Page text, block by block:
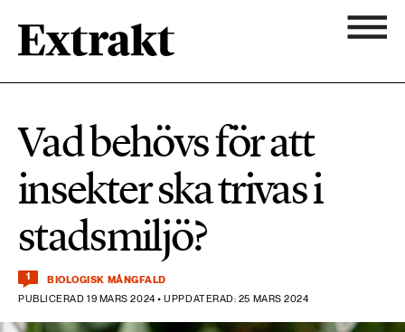
Biologisk mångfald
Hållbara städer
Industri & Energi
Kemikalier
Klimat
Nyhetsbrev
Om Extrakt
900 ARTIKLAR
584 ARTIKLAR
Hållbara städer
473 ARTIKLAR
Industri & Energi
471 ARTIKLAR
Kemikalier
Vad behövs för att
insekter ska trivas i
stadsmiljö?
1
BIOLOGISK MÅNGFALD
PUBLICERAD 19 MARS 2024 • UPPDATERAD: 25 MARS 2024